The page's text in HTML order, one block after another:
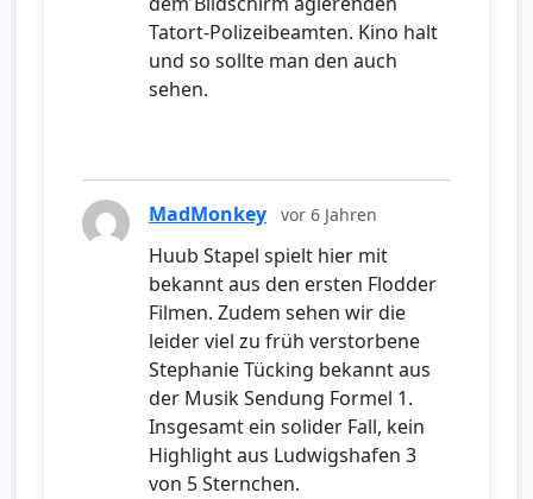
Tatort-Polizeibeamten. Kino halt
und so sollte man den auch
sehen.
MadMonkey vor 6 Jahren
Huub Stapel spielt hier mit
bekannt aus den ersten Flodder
Filmen. Zudem sehen wir die
leider viel zu früh verstorbene
Stephanie Tücking bekannt aus
der Musik Sendung Formel 1.
Insgesamt ein solider Fall, kein
Highlight aus Ludwigshafen 3
von 5 Sternchen.